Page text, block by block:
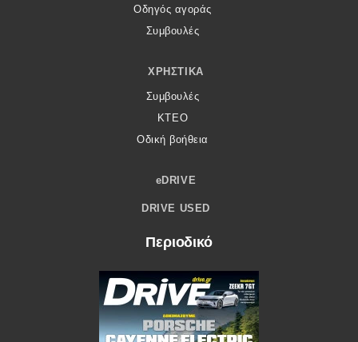
Οδηγός αγοράς
Συμβουλές
ΧΡΗΣΤΙΚΆ
Συμβουλές
ΚΤΕΟ
Οδική βοήθεια
eDRIVE
DRIVE USED
Περιοδικό